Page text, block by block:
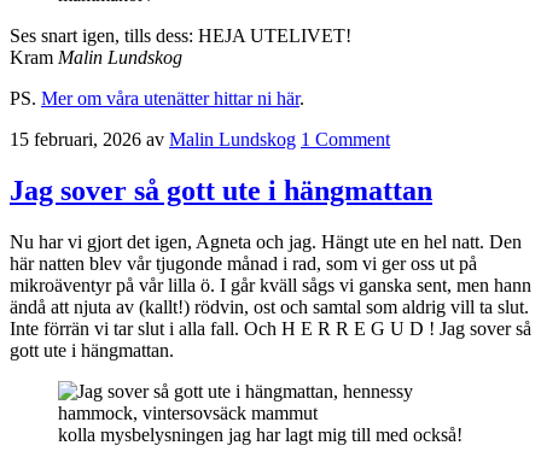
Ses snart igen, tills dess: HEJA UTELIVET!
Kram Malin Lundskog
PS. Mer om våra utenätter hittar ni här.
15 februari, 2026 av Malin Lundskog 1 Comment
Jag sover så gott ute i hängmattan
Nu har vi gjort det igen, Agneta och jag. Hängt ute en hel natt. Den
här natten blev vår tjugonde månad i rad, som vi ger oss ut på
mikroäventyr på vår lilla ö. I går kväll sågs vi ganska sent, men hann
ändå att njuta av (kallt!) rödvin, ost och samtal som aldrig vill ta slut.
Inte förrän vi tar slut i alla fall. Och H E R R E G U D ! Jag sover så
gott ute i hängmattan.
kolla mysbelysningen jag har lagt mig till med också!